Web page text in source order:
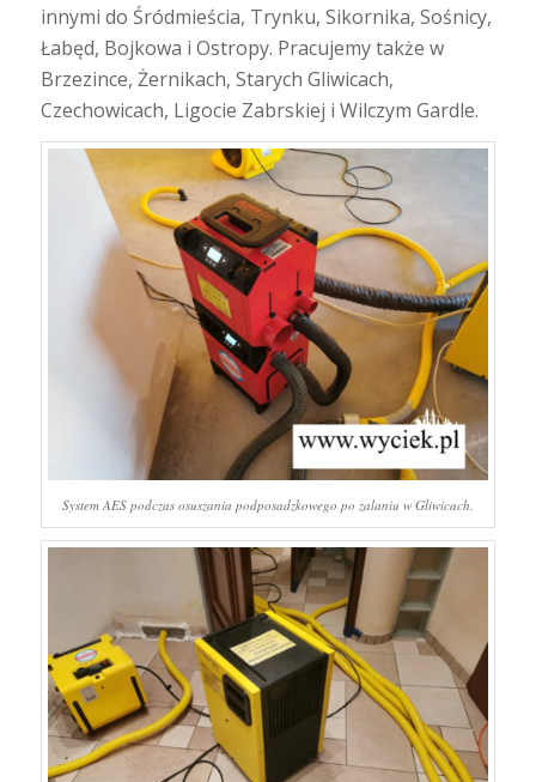
innymi do Śródmieścia, Trynku, Sikornika, Sośnicy,
Łabęd, Bojkowa i Ostropy. Pracujemy także w
Brzezince, Żernikach, Starych Gliwicach,
Czechowicach, Ligocie Zabrskiej i Wilczym Gardle.
System AES podczas osuszania podposadzkowego po zalaniu w Gliwicach.